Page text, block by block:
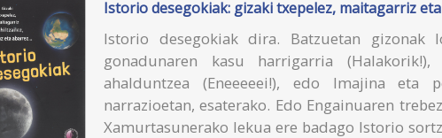
Istorio desegokiak: gizaki txepelez, maitagarriz
Istorio desegokiak dira. Batzuetan gizonak
gonadunaren kasu harrigarria
ahalduntzea (Eneeeeei!), edo Imajina eta
narrazioetan, esaterako. Edo Engainuaren
Xamurtasunerako lekua ere badago Istorio